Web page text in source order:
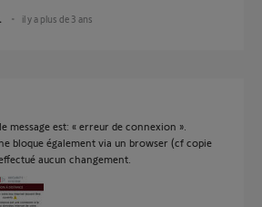
il y a plus de 3 ans
message est: « erreur de connexion ».
bloque également via un browser (cf copie
aucun changement.